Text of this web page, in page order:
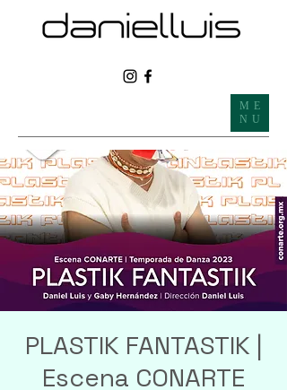
ME
NU
PLASTIK FANTASTIK |
Escena CONARTE